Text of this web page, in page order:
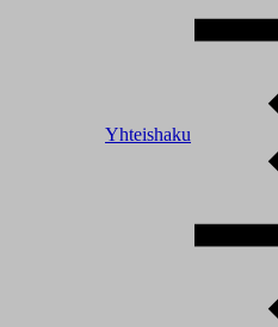
Yhteishaku